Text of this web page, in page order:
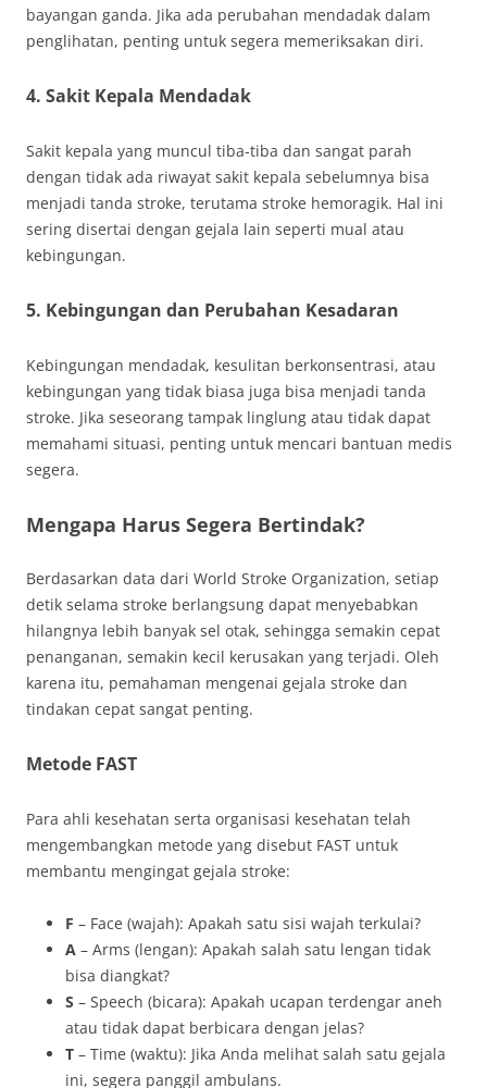
bayangan ganda. Jika ada perubahan mendadak dalam
penglihatan, penting untuk segera memeriksakan diri.
4. Sakit Kepala Mendadak
Sakit kepala yang muncul tiba-tiba dan sangat parah
dengan tidak ada riwayat sakit kepala sebelumnya bisa
menjadi tanda stroke, terutama stroke hemoragik. Hal ini
sering disertai dengan gejala lain seperti mual atau
kebingungan.
5. Kebingungan dan Perubahan Kesadaran
Kebingungan mendadak, kesulitan berkonsentrasi, atau
kebingungan yang tidak biasa juga bisa menjadi tanda
stroke. Jika seseorang tampak linglung atau tidak dapat
memahami situasi, penting untuk mencari bantuan medis
segera.
Mengapa Harus Segera Bertindak?
Berdasarkan data dari World Stroke Organization, setiap
detik selama stroke berlangsung dapat menyebabkan
hilangnya lebih banyak sel otak, sehingga semakin cepat
penanganan, semakin kecil kerusakan yang terjadi. Oleh
karena itu, pemahaman mengenai gejala stroke dan
tindakan cepat sangat penting.
Metode FAST
Para ahli kesehatan serta organisasi kesehatan telah
mengembangkan metode yang disebut FAST untuk
membantu mengingat gejala stroke:
F – Face (wajah): Apakah satu sisi wajah terkulai?
A – Arms (lengan): Apakah salah satu lengan tidak
bisa diangkat?
S – Speech (bicara): Apakah ucapan terdengar aneh
atau tidak dapat berbicara dengan jelas?
T – Time (waktu): Jika Anda melihat salah satu gejala
ini, segera panggil ambulans.